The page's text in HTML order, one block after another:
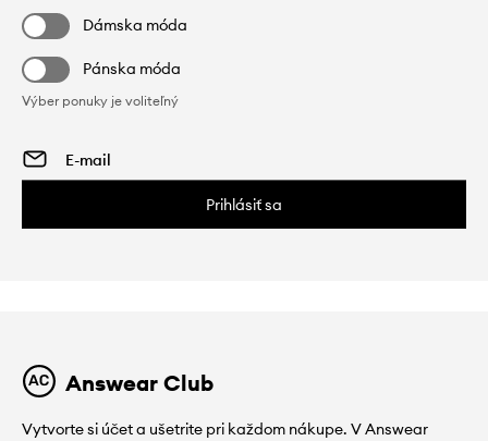
Dámska móda
Pánska móda
Výber ponuky je voliteľný
Prihlásiť sa
Answear Club
Vytvorte si účet a ušetrite pri každom nákupe. V Answear